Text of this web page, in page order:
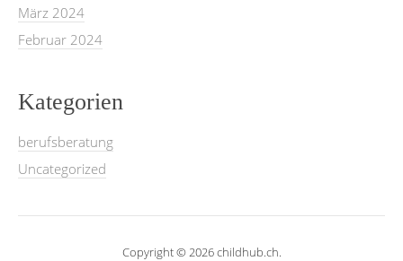
März 2024
Februar 2024
Kategorien
berufsberatung
Uncategorized
Copyright © 2026 childhub.ch.